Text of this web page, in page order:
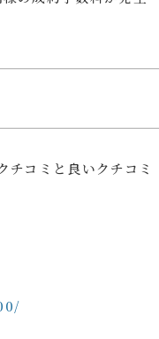
コミと良いクチコミ